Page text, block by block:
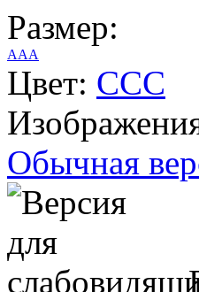
Размер:
AAA
Цвет: CCC
Обычная